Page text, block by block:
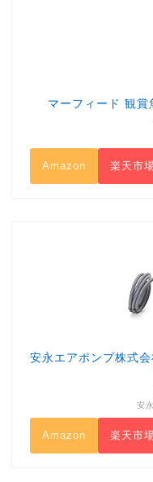
マーフィード 観賞
Amazon 楽天市
安永エアポンプ株式
安
Amazon 楽天市